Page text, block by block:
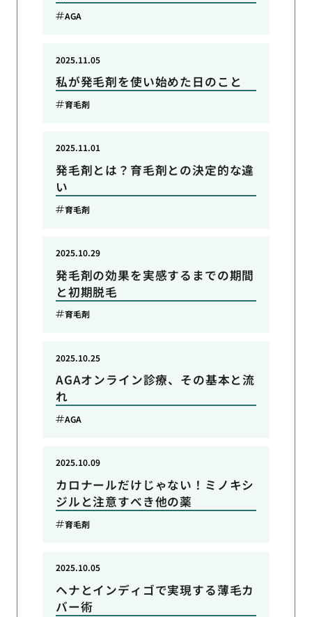
AGA
私が発毛剤を使い始めた日のこと
2025.11.05
育毛剤
発毛剤とは？育毛剤との決定的な違
い
2025.11.01
育毛剤
発毛剤の効果を実感するまでの期間
と初期脱毛
2025.10.29
育毛剤
AGAオンライン診療、その基本と流
れ
2025.10.25
AGA
カロナールだけじゃない！ミノキシ
ジルと注意すべき他の薬
2025.10.09
育毛剤
ヘナとインディゴで実現する薄毛カ
バー術
2025.10.05